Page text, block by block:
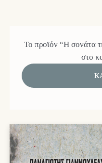
Το προϊόν “Η σονάτα
στο